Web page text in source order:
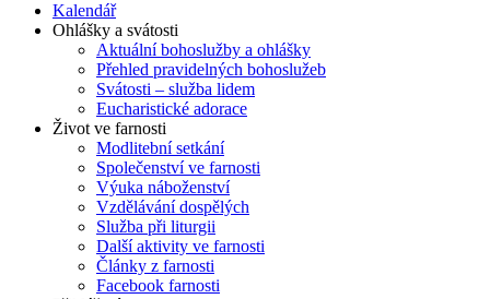
Kalendář
Ohlášky a svátosti
Aktuální bohoslužby a ohlášky
Přehled pravidelných bohoslužeb
Svátosti – služba lidem
Eucharistické adorace
Život ve farnosti
Modlitební setkání
Společenství ve farnosti
Výuka náboženství
Vzdělávání dospělých
Služba při liturgii
Další aktivity ve farnosti
Články z farnosti
Facebook farnosti